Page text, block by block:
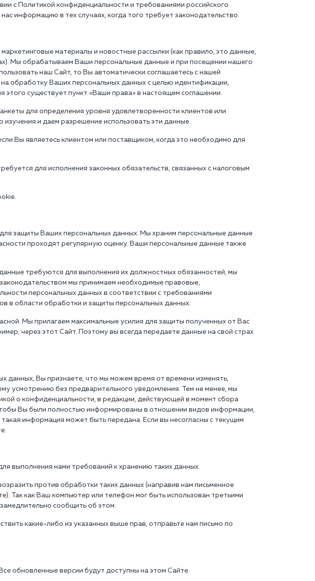
с Политикой конфиденциальности и требованиями российского
информацию в тех случаях, когда того требует законодательство.
материалы и новостные рассылки (как правило, это данные,
Мы обрабатываем Ваши персональные данные и при посещении нашего
наш Сайт, то Вы автоматически соглашаетесь с нашей
обработку Ваших персональных данных с целью идентификации,
существует пункт «Ваши права» в настоящем соглашении.
для определения уровня удовлетворенности клиентов или
и даем разрешение использовать эти данные.
Вы являетесь клиентом или поставщиком, когда это необходимо для
для исполнения законных обязательств, связанных с налоговым
защиты Ваших персональных данных. Мы храним персональные данные
проходят регулярную оценку. Ваши персональные данные также
требуются для выполнения их должностных обязанностей, мы
мы принимаем необходимые правовые,
персональных данных в соответствии с требованиями
в области обработки и защиты персональных данных.
Мы прилагаем максимальные усилия для защиты полученных от Вас
через этот Сайт. Поэтому вы всегда передаете данные на свой страх
данных, Вы признаете, что мы можем время от времени изменять,
усмотрению без предварительного уведомления. Тем не менее, мы
о конфиденциальности, в редакции, действующей в момент сбора
Вы были полностью информированы в отношении видов информации,
информация может быть передана. Если вы несогласны с текущим
выполнения нами требований к хранению таких данных.
против обработки таких данных (направив нам письменное
Так как Ваш компьютер или телефон мог быть использован третьими
сообщить об этом.
какие-либо из указанных выше прав, отправьте нам письмо по
обновленные версии будут доступны на этом Сайте.